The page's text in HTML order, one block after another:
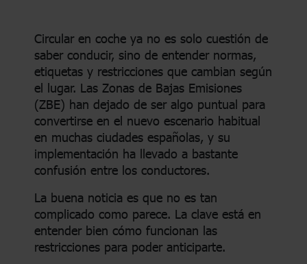
Circular en coche ya no es solo cuestión de
saber conducir, sino de entender normas,
etiquetas y restricciones que cambian según
el lugar. Las Zonas de Bajas Emisiones
(ZBE) han dejado de ser algo puntual para
convertirse en el nuevo escenario habitual
en muchas ciudades españolas, y su
implementación ha llevado a bastante
confusión entre los conductores.
La buena noticia es que no es tan
complicado como parece. La clave está en
entender bien cómo funcionan las
restricciones para poder anticiparte.